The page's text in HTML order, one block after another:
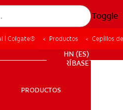
Toggle
HN (ES)
SUSCRÍBASE
PRODUCTOS
| Colgate® Productos Cepillos